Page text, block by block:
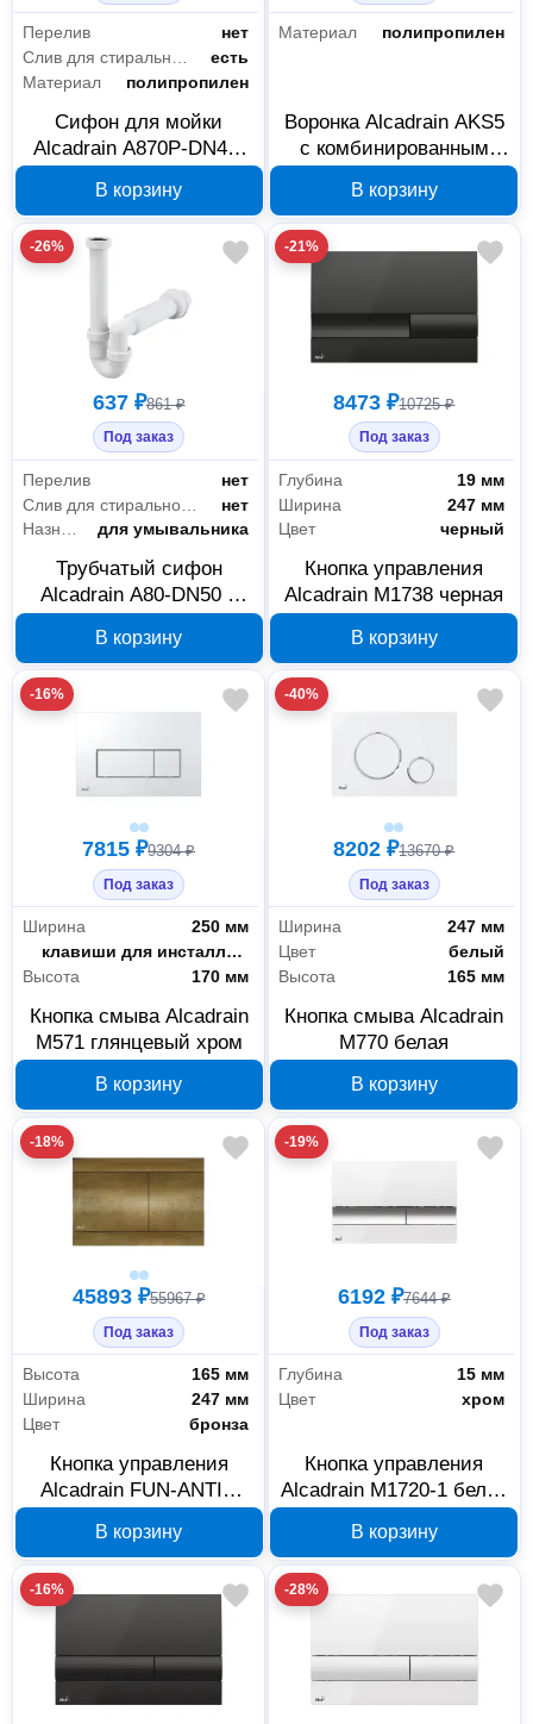
Перелив
нет
есть
Материал
полипропилен
Сифон для мойки
Alcadrain A870P-DN40,
В корзину
Материал полипропилен
Воронка Alcadrain AKS5
с комбинированным
конденсата
В корзину
-26%
637 ₽861 ₽
Под заказ
Перелив
нет
нет
Назначение
для умывальника
Трубчатый сифон
Alcadrain A80-DN50 с
В корзину
-21%
8473 ₽10725 ₽
Под заказ
Глубина
19 мм
Ширина
247 мм
Цвет
черный
Кнопка управления
Alcadrain M1738 черная
В корзину
-16%
7815 ₽9304 ₽
Под заказ
Ширина
250 мм
Тип
клавиши для инсталляций к унитазам
Высота
170 мм
Кнопка смыва Alcadrain
M571 глянцевый хром
В корзину
-40%
8202 ₽13670 ₽
Под заказ
Ширина
247 мм
Цвет
белый
Высота
165 мм
Кнопка смыва Alcadrain
M770 белая
В корзину
-18%
45893 ₽55967 ₽
Под заказ
Высота
165 мм
Ширина
247 мм
Цвет
бронза
Кнопка управления
Alcadrain FUN-ANTIC
В корзину
-19%
6192 ₽7644 ₽
Под заказ
Глубина
15 мм
Цвет
хром
Кнопка управления
Alcadrain M1720-1 белая
клавишей
В корзину
-16% -28%